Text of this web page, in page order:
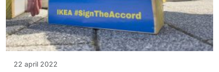
22 april 2022